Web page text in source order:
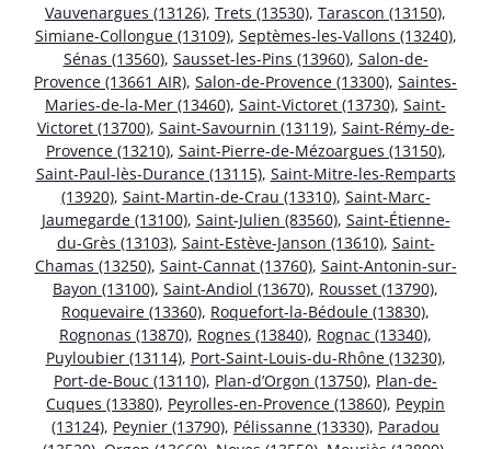
Vauvenargues (13126), Trets (13530), Tarascon (13150),
Simiane-Collongue (13109), Septèmes-les-Vallons (13240),
Sénas (13560), Sausset-les-Pins (13960), Salon-de-
Provence (13661 AIR), Salon-de-Provence (13300), Saintes-
Maries-de-la-Mer (13460), Saint-Victoret (13730), Saint-
Victoret (13700), Saint-Savournin (13119), Saint-Rémy-de-
Provence (13210), Saint-Pierre-de-Mézoargues (13150),
Saint-Paul-lès-Durance (13115), Saint-Mitre-les-Remparts
(13920), Saint-Martin-de-Crau (13310), Saint-Marc-
Jaumegarde (13100), Saint-Julien (83560), Saint-Étienne-
du-Grès (13103), Saint-Estève-Janson (13610), Saint-
Chamas (13250), Saint-Cannat (13760), Saint-Antonin-sur-
Bayon (13100), Saint-Andiol (13670), Rousset (13790),
Roquevaire (13360), Roquefort-la-Bédoule (13830),
Rognonas (13870), Rognes (13840), Rognac (13340),
Puyloubier (13114), Port-Saint-Louis-du-Rhône (13230),
Port-de-Bouc (13110), Plan-d’Orgon (13750), Plan-de-
Cuques (13380), Peyrolles-en-Provence (13860), Peypin
(13124), Peynier (13790), Pélissanne (13330), Paradou